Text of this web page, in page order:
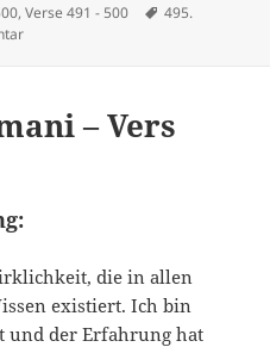
,Verse 491 - 500 Schlagwörter
495.
zu Viveka Chudamani – Vers 495
– Vers
die in allen
existiert. Ich bin
und der Erfahrung hat